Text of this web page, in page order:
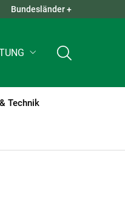
QUICK LINKS +
Bundesländer +
Technik